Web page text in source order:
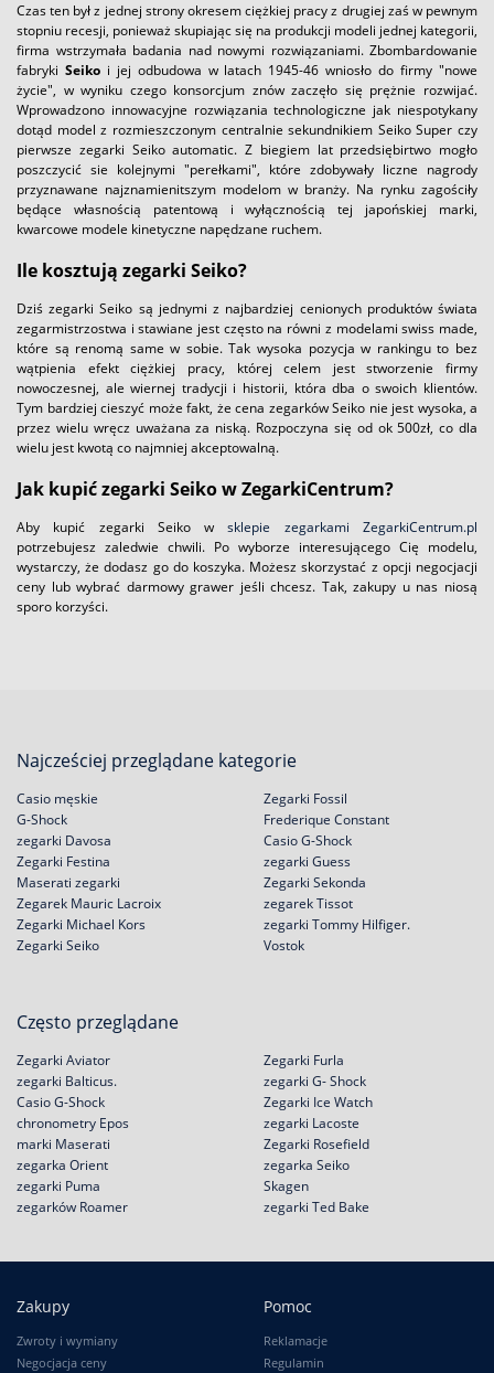
Czas ten był z jednej strony okresem ciężkiej pracy z drugiej zaś w pewnym
stopniu recesji, ponieważ skupiając się na produkcji modeli jednej kategorii,
firma wstrzymała badania nad nowymi rozwiązaniami. Zbombardowanie
fabryki Seikoi jej odbudowa w latach 1945-46 wniosło do firmy "nowe
życie", w wyniku czego konsorcjum znów zaczęło się prężnie rozwijać.
Wprowadzono innowacyjne rozwiązania technologiczne jak niespotykany
dotąd model z rozmieszczonym centralnie sekundnikiem Seiko Super czy
pierwsze zegarki Seiko automatic. Z biegiem lat przedsiębirtwo mogło
poszczycić sie kolejnymi "perełkami", które zdobywały liczne nagrody
przyznawane najznamienitszym modelom w branży. Na rynku zagościły
będące własnością patentową i wyłącznością tej japońskiej marki,
kwarcowe modele kinetyczne napędzane ruchem.
Ile kosztują zegarki Seiko?
Dziś zegarki Seiko są jednymi z najbardziej cenionych produktów świata
zegarmistrzostwa i stawiane jest często na równi z modelami swiss made,
które są renomą same w sobie. Tak wysoka pozycja w rankingu to bez
wątpienia efekt ciężkiej pracy, której celem jest stworzenie firmy
nowoczesnej, ale wiernej tradycji i historii, która dba o swoich klientów.
Tym bardziej cieszyć może fakt, że cena zegarków Seiko nie jest wysoka, a
przez wielu wręcz uważana za niską. Rozpoczyna się od ok 500zł, co dla
wielu jest kwotą co najmniej akceptowalną.
Jak kupić zegarki Seiko w ZegarkiCentrum?
Aby kupić zegarki Seiko wsklepie zegarkami ZegarkiCentrum.pl
potrzebujesz zaledwie chwili. Po wyborze interesującego Cię modelu,
wystarczy, że dodasz go do koszyka. Możesz skorzystać z opcji negocjacji
ceny lub wybrać darmowy grawer jeśli chcesz. Tak, zakupy u nas niosą
sporo korzyści.
Najcześciej przeglądane kategorie
Casio męskie
G-Shock
zegarki Davosa
Zegarki Festina
Zegarki Fossil
Frederique Constant
Casio G-Shock
zegarki Guess
Maserati zegarki
Zegarek Mauric Lacroix
Zegarki Michael Kors
Zegarki Seiko
Zegarki Sekonda
zegarek Tissot
zegarki Tommy Hilfiger.
Vostok
Często przeglądane
Zegarki Aviator
zegarki Balticus.
Casio G-Shock
chronometry Epos
Zegarki Furla
zegarki G- Shock
Zegarki Ice Watch
zegarki Lacoste
marki Maserati
zegarka Orient
zegarki Puma
zegarków Roamer
Zegarki Rosefield
zegarka Seiko
Skagen
zegarki Ted Bake
Zakupy
Zwroty i wymiany
Negocjacja ceny
Pomoc
Reklamacje
Regulamin